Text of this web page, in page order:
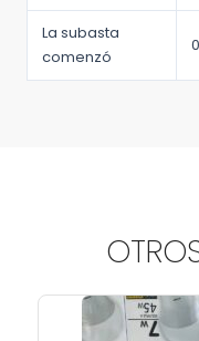
La subasta
comenzó